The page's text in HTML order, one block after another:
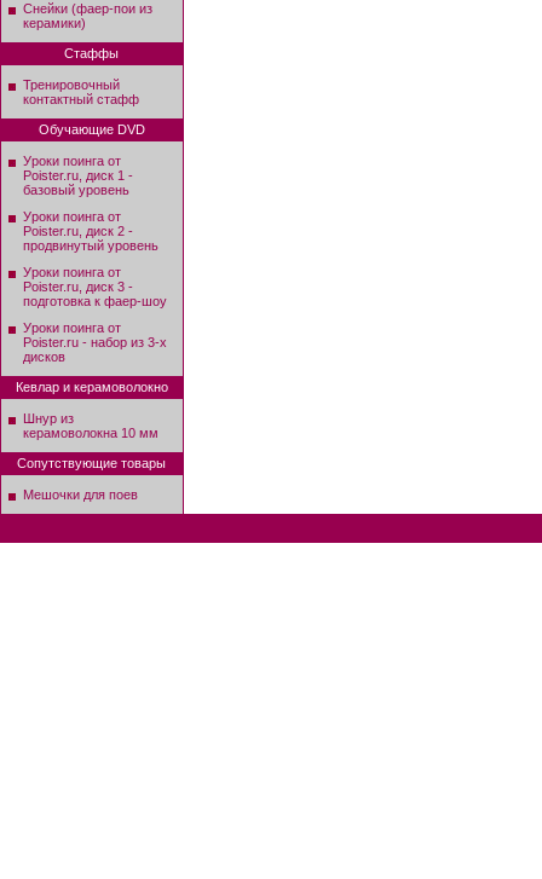
Снейки (фаер-пои из
керамики)
Стаффы
Тренировочный
контактный стафф
Обучающие DVD
Уроки поинга от
Poister.ru, диск 1 -
базовый уровень
Уроки поинга от
Poister.ru, диск 2 -
продвинутый уровень
Уроки поинга от
Poister.ru, диск 3 -
подготовка к фаер-шоу
Уроки поинга от
Poister.ru - набор из 3-х
дисков
Кевлар и керамоволокно
Шнур из
керамоволокна 10 мм
Сопутствующие товары
Мешочки для поев